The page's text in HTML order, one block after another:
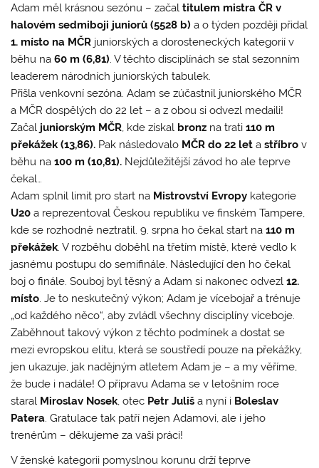
Adam měl krásnou sezónu – začaltitulem mistra ČR v
halovém sedmiboji juniorů (5528 b) a o týden později přidal
1. místo na MČR juniorských a dorosteneckých kategorií v
běhu na60 m (6,81). V těchto disciplínách se stal sezonním
leaderem národních juniorských tabulek.
Přišla venkovní sezóna. Adam se zúčastnil juniorského MČR
a MČR dospělých do 22 let – a z obou si odvezl medaili!
Začal juniorským MČR, kde získal bronz na trati110 m
překážek (13,86). Pak následovalo MČR do 22 let astříbro v
běhu na100 m (10,81). Nejdůležitější závod ho ale teprve
čekal…
Adam splnil limit pro start na Mistrovství Evropy kategorie
U20 a reprezentoval Českou republiku ve finském Tampere,
kde se rozhodně neztratil. 9. srpna ho čekal start na110 m
překážek. V rozběhu doběhl na třetím místě, které vedlo k
jasnému postupu do semifinále. Následující den ho čekal
boj o finále. Souboj byl těsný a Adam si nakonec odvezl12.
místo. Je to neskutečný výkon; Adam je vícebojař a trénuje
„od každého něco“, aby zvládl všechny disciplíny víceboje.
Zaběhnout takový výkon z těchto podmínek a dostat se
mezi evropskou elitu, která se soustředí pouze na překážky,
jen ukazuje, jak nadějným atletem Adam je – a my věříme,
že bude i nadále! O přípravu Adama se v letošním roce
staral Miroslav Nosek, otec Petr Juliš a nyní i Boleslav
Patera. Gratulace tak patří nejen Adamovi, ale i jeho
trenérům – děkujeme za vaši práci!
V ženské kategorii pomyslnou korunu drží teprve